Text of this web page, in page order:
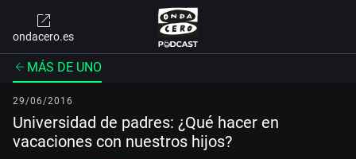
ondacero.es
MÁS DE UNO
29/06/2016
Universidad de padres: ¿Qué hacer en
vacaciones con nuestros hijos?